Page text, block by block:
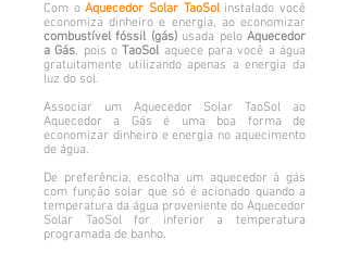
Com oAquecedor Solar TaoSolinstalado você
economiza dinheiro e energia, ao economizar
combustível fóssil (gás)usada peloAquecedor
a Gás, pois oTaoSol aquece para você a água
gratuitamente utilizando apenas a energia da
luz do sol.
Associar um Aquecedor Solar TaoSol ao
Aquecedor a Gás é uma boa forma de
economizar dinheiro e energia no aquecimento
de água.
De preferência, escolha um aquecedor à gás
com função solar que só é acionado quando a
temperatura da água proveniente do Aquecedor
Solar TaoSol for inferior a temperatura
programada de banho.